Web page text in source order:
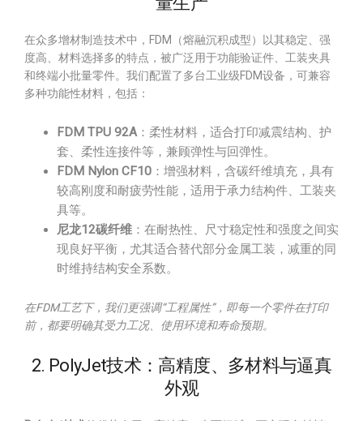
在众多增材制造技术中，FDM（熔融沉积成型）以其稳定、强
度高、材料选择多的特点，被广泛用于功能验证件、工装夹具
和终端小批量零件。我们配置了多台工业级FDM设备，可兼容
多种功能性材料，包括：
FDM TPU 92A：柔性材料，适合打印减震结构、护
套、柔性连接件等，兼顾弹性与回弹性。
FDM Nylon CF10 ：增强材料，含碳纤维填充，具有
较高刚度和耐疲劳性能，适用于承力结构件、工装夹
具等。
尼龙12碳纤维 ：在耐热性、尺寸稳定性和强度之间实
现良好平衡，尤其适合替代部分金属工装，减重的同
时维持结构安全系数。
在FDM工艺下，我们更强调“工程属性”，即每一个零件在打印
前，都要明确其受力工况、使用环境和寿命预期。
2. PolyJet技术：高精度、多材料与逼真
外观